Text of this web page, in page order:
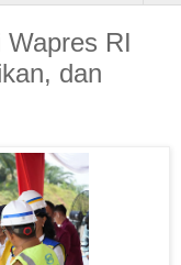
Wapres RI
dan